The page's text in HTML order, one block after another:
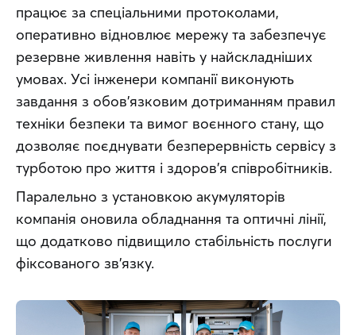
працює за спеціальними протоколами,
оперативно відновлює мережу та забезпечує
резервне живлення навіть у найскладніших
умовах. Усі інженери компанії виконують
завдання з обов’язковим дотриманням правил
техніки безпеки та вимог воєнного стану, що
дозволяє поєднувати безперервність сервісу з
турботою про життя і здоров’я співробітників.
Паралельно з установкою акумуляторів
компанія оновила обладнання та оптичні лінії,
що додатково підвищило стабільність послуги
фіксованого зв’язку.